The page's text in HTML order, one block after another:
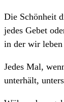
Die Schönheit
jedes Gebet
in der wir
Jedes Mal,
unterhält,